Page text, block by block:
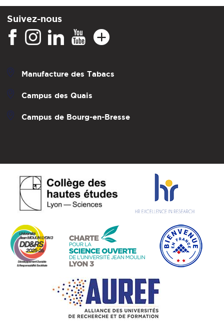
Suivez-nous
Manufacture des Tabacs
Campus des Quais
Campus de Bourg-en-Bresse